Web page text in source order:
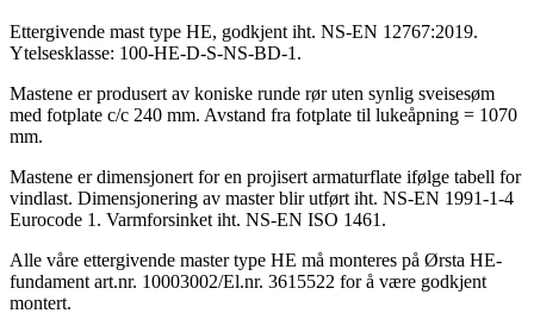
Ettergivende mast type HE, godkjent iht. NS-EN 12767:2019.
Ytelsesklasse: 100-HE-D-S-NS-BD-1.
Mastene er produsert av koniske runde rør uten synlig sveisesøm
med fotplate c/c 240 mm. Avstand fra fotplate til lukeåpning = 1070
mm.
Mastene er dimensjonert for en projisert armaturflate ifølge tabell for
vindlast. Dimensjonering av master blir utført iht. NS-EN 1991-1-4
Eurocode 1. Varmforsinket iht. NS-EN ISO 1461.
Alle våre ettergivende master type HE må monteres på Ørsta HE-
fundament art.nr. 10003002/El.nr. 3615522 for å være godkjent
montert.